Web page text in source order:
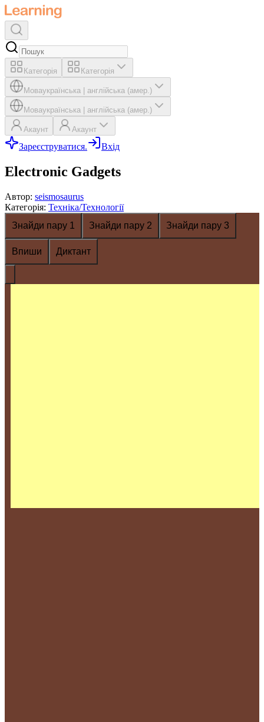
Категорія Категорія
Моваукраїнська англійська (амер.)
Моваукраїнська англійська (амер.)
Акаунт Акаунт
Зареєструватися. Вхід
Electronic Gadgets
Автор: seismosaurus
Категорія: Техніка/Технології
Знайди пару 1
Знайди пару 2 Знайди пару 3
Впиши Диктант